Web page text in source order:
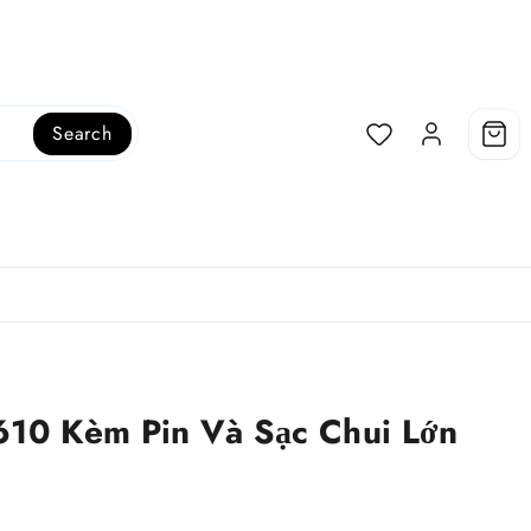
Search
Kèm Pin Và Sạc Chui Lớn